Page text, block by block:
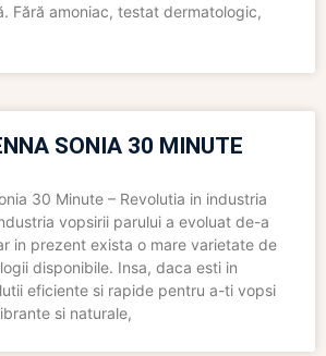
Fără amoniac, testat dermatologic,
SONIA 30 MINUTE
30 Minute – Revolutia in industria
vopsirii parului a evoluat de-a
in prezent exista o mare varietate de
disponibile. Insa, daca esti in
eficiente si rapide pentru a-ti vopsi
si naturale,